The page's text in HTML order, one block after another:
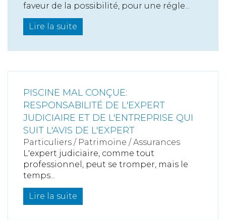
faveur de la possibilité, pour une régle...
Lire la suite
PISCINE MAL CONÇUE:
RESPONSABILITÉ DE L'EXPERT
JUDICIAIRE ET DE L'ENTREPRISE QUI
SUIT L'AVIS DE L'EXPERT
Particuliers / Patrimoine /Assurances
L'expert judiciaire, comme tout
professionnel, peut se tromper, mais le
temps...
Lire la suite